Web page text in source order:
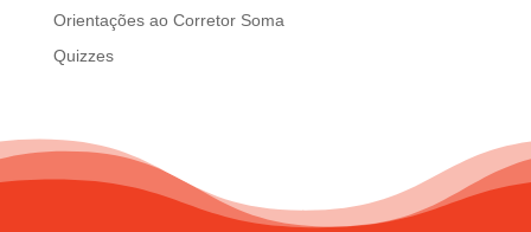
Orientações ao Corretor Soma
Quizzes